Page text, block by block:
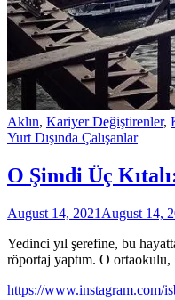
Aklın, Kariyer Değiştirenler,
Yurt Dışında Çalışanlar
O Şimdi Üç
August 14, 2021 August 14,
Yedinci yıl şerefine, bu
röportaj yaptım. O
https://www.instagram.com/